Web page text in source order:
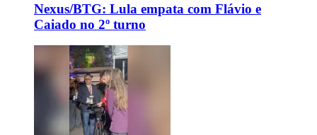
Nexus/BTG: Lula empata com Flávio e
Caiado no 2º turno